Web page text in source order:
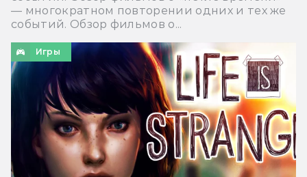
— многократном повторении одних и тех же
событий. Обзор фильмов о...
Игры